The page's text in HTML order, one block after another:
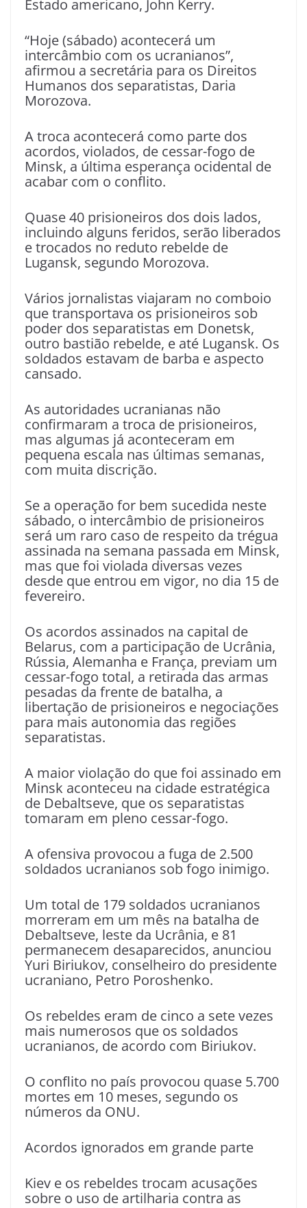
Estado americano, John Kerry.
“Hoje (sábado) acontecerá um
intercâmbio com os ucranianos”,
afirmou a secretária para os Direitos
Humanos dos separatistas, Daria
Morozova.
A troca acontecerá como parte dos
acordos, violados, de cessar-fogo de
Minsk, a última esperança ocidental de
acabar com o conflito.
Quase 40 prisioneiros dos dois lados,
incluindo alguns feridos, serão liberados
e trocados no reduto rebelde de
Lugansk, segundo Morozova.
Vários jornalistas viajaram no comboio
que transportava os prisioneiros sob
poder dos separatistas em Donetsk,
outro bastião rebelde, e até Lugansk. Os
soldados estavam de barba e aspecto
cansado.
As autoridades ucranianas não
confirmaram a troca de prisioneiros,
mas algumas já aconteceram em
pequena escala nas últimas semanas,
com muita discrição.
Se a operação for bem sucedida neste
sábado, o intercâmbio de prisioneiros
será um raro caso de respeito da trégua
assinada na semana passada em Minsk,
mas que foi violada diversas vezes
desde que entrou em vigor, no dia 15 de
fevereiro.
Os acordos assinados na capital de
Belarus, com a participação de Ucrânia,
Rússia, Alemanha e França, previam um
cessar-fogo total, a retirada das armas
pesadas da frente de batalha, a
libertação de prisioneiros e negociações
para mais autonomia das regiões
separatistas.
A maior violação do que foi assinado em
Minsk aconteceu na cidade estratégica
de Debaltseve, que os separatistas
tomaram em pleno cessar-fogo.
A ofensiva provocou a fuga de 2.500
soldados ucranianos sob fogo inimigo.
Um total de 179 soldados ucranianos
morreram em um mês na batalha de
Debaltseve, leste da Ucrânia, e 81
permanecem desaparecidos, anunciou
Yuri Biriukov, conselheiro do presidente
ucraniano, Petro Poroshenko.
Os rebeldes eram de cinco a sete vezes
mais numerosos que os soldados
ucranianos, de acordo com Biriukov.
O conflito no país provocou quase 5.700
mortes em 10 meses, segundo os
números da ONU.
Acordos ignorados em grande parte
Kiev e os rebeldes trocam acusações
sobre o uso de artilharia contra as